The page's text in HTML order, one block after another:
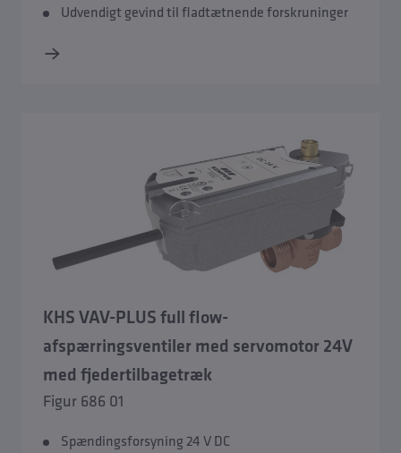
KHS Hygiene Flush Boxes
KHS Systemstyringer
KHS Skyllekomponenter
Udvendigt gevind til fladtætnende forskruninger
KHS VAV-PLUS full flow-
afspærringsventiler med servomotor 24V
med fjedertilbagetræk
Figur 686 01
Spændingsforsyning 24 V DC